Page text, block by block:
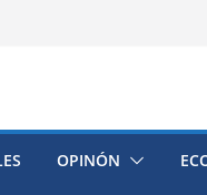
OPINÓN